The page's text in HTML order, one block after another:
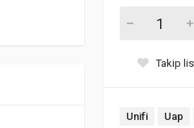
Takip
Unifi Uap